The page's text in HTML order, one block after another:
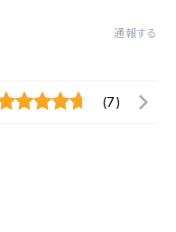
通報する
(7)